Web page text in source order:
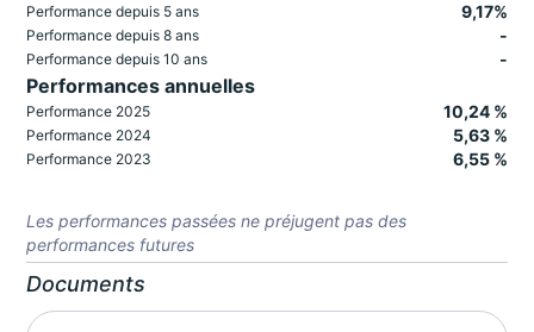
Performance depuis 5 ans 9,17%
Performance depuis 8 ans -
Performance depuis 10 ans -
Performances annuelles
Performance 2025 10,24 %
Performance 2024 5,63 %
Performance 2023 6,55 %
Les performances passées ne préjugent pas des
performances futures
Documents